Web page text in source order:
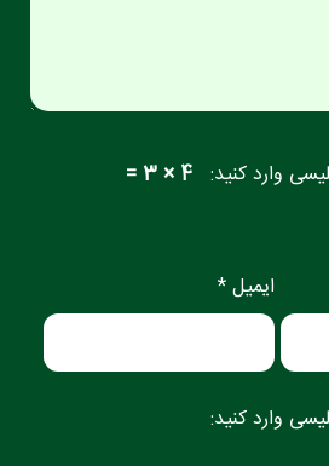
وارد کنید: 4 × 3 =
ایمیل *
وارد کنید: